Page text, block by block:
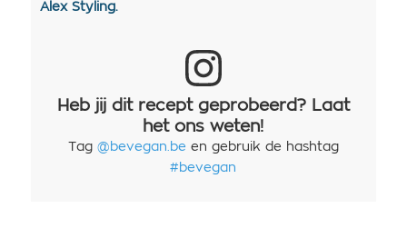
Alex Styling.
Heb jij dit recept geprobeerd? Laat
het ons weten!
Tag @bevegan.be en gebruik de hashtag
#bevegan